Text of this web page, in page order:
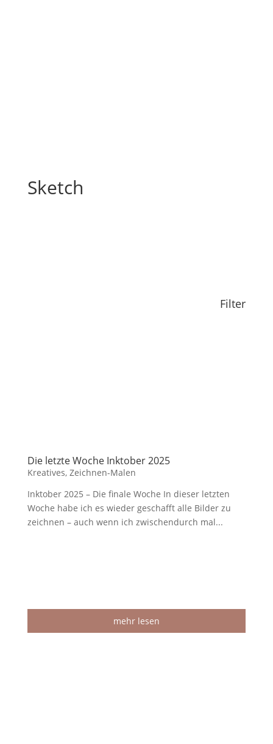
Sketch
Filter
Die letzte Woche Inktober 2025
Kreatives, Zeichnen-Malen
Inktober 2025 – Die finale Woche In dieser letzten
Woche habe ich es wieder geschafft alle Bilder zu
zeichnen – auch wenn ich zwischendurch mal...
mehr lesen